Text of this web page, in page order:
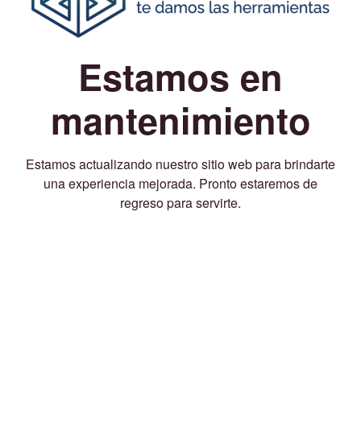
Estamos en
mantenimiento
Estamos actualizando nuestro sitio web para brindarte
una experiencia mejorada. Pronto estaremos de
regreso para servirte.